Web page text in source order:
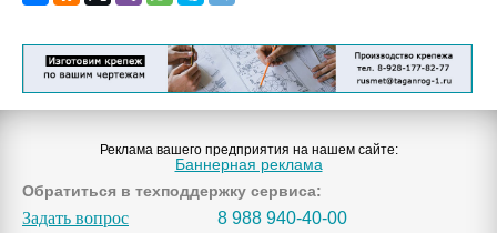
Реклама вашего предприятия на нашем сайте:
Баннерная реклама
Обратиться в техподдержку сервиса:
Задать вопрос 8 988 940-40-00